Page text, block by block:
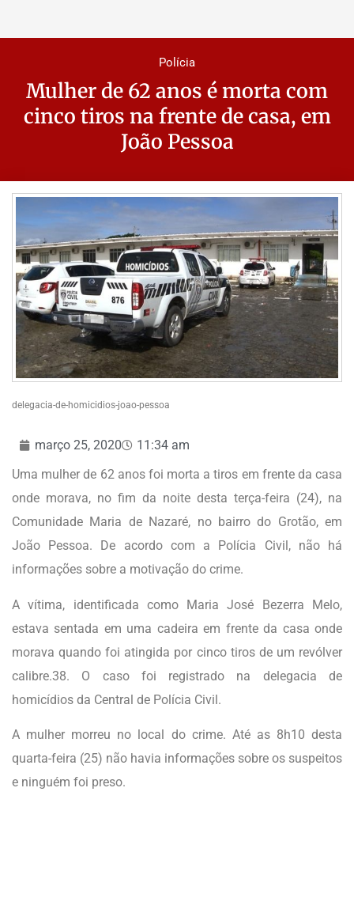
Polícia
Mulher de 62 anos é morta com
cinco tiros na frente de casa, em
João Pessoa
delegacia-de-homicidios-joao-pessoa
março 25, 2020
11:34 am
Uma mulher de 62 anos foi morta a tiros em frente da casa
onde morava, no fim da noite desta terça-feira (24), na
Comunidade Maria de Nazaré, no bairro do Grotão, em
João Pessoa. De acordo com a Polícia Civil, não há
informações sobre a motivação do crime.
A vítima, identificada como Maria José Bezerra Melo,
estava sentada em uma cadeira em frente da casa onde
morava quando foi atingida por cinco tiros de um revólver
calibre.38. O caso foi registrado na delegacia de
homicídios da Central de Polícia Civil.
A mulher morreu no local do crime. Até as 8h10 desta
quarta-feira (25) não havia informações sobre os suspeitos
e ninguém foi preso.